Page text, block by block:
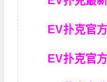
EV扑克官
EV扑克官